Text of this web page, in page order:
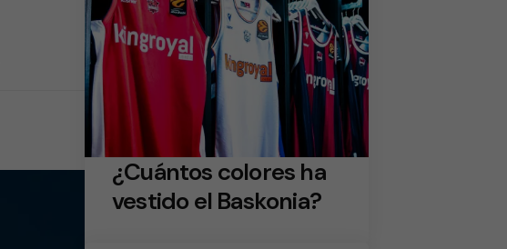
¿Cuántos colores ha
vestido el Baskonia?